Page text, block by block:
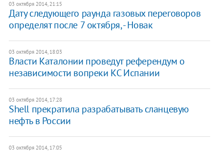
03 октября 2014, 21:15
Дату следующего раунда газовых переговоров
определят после 7 октября, - Новак
03 октября 2014, 18:03
Власти Каталонии проведут референдум о
независимости вопреки КС Испании
03 октября 2014, 17:28
Shell прекратила разрабатывать сланцевую
нефть в России
03 октября 2014, 17:05